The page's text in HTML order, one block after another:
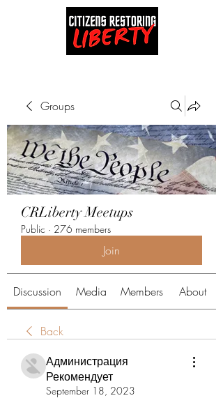
Groups
CRLiberty Meetups
Public · 276 members
Join
Discussion Media Members About
Back
Администрация
Рекомендует
September 18, 2023